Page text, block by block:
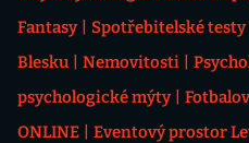
Fantasy
Spotřebitelské testy
Blesku
Nemovitosti
psychologické mýty
ONLINE
Eventový prostor